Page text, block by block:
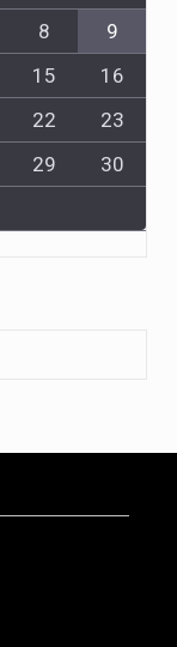
8
9
15
16
22
23
29
30